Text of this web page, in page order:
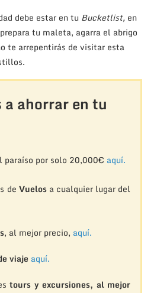
debe estar en tu Bucketlist, en
tu maleta, agarra el abrigo
te arrepentirás de visitar esta
a ahorrar en tu
paraíso por solo 20,000€ aquí.
de Vuelosa cualquier lugar del
, al mejor precio, aquí.
viaje aquí.
tours y excursiones, al mejor